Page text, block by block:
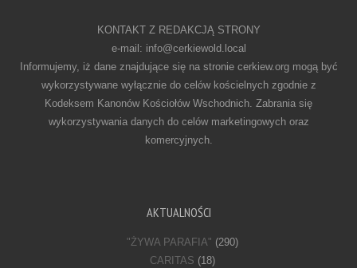
KONTAKT Z REDAKCJĄ STRONY
e-mail: info@cerkiewold.local
Informujemy, iż dane znajdujące się na stronie cerkiew.org mogą być
wykorzystywane wyłącznie do celów kościelnych zgodnie z
Kodeksem Kanonów Kościołów Wschodnich. Zabrania się
wykorzystywania danych do celów marketingowych oraz
komercyjnych.
AKTUALNOŚCI
"ŻYWA PARAFIA" (290)
CARITAS (18)